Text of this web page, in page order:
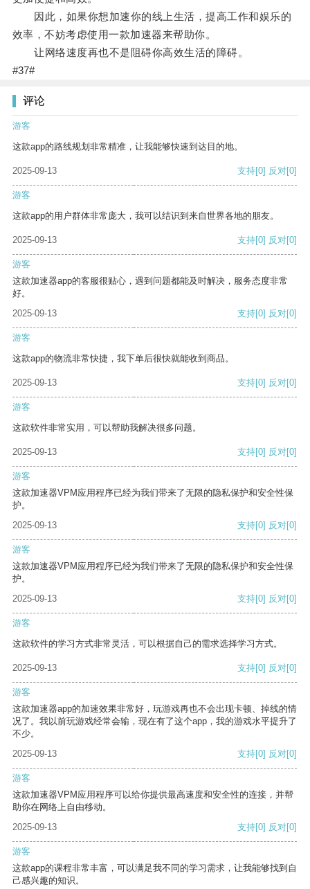
因此，如果你想加速你的线上生活，提高工作和娱乐的
效率，不妨考虑使用一款加速器来帮助你。
让网络速度再也不是阻碍你高效生活的障碍。
#37#
评论
游客
这款app的路线规划非常精准，让我能够快速到达目的地。
2025-09-13 支持[0] 反对[0]
游客
这款app的用户群体非常庞大，我可以结识到来自世界各地的朋友。
2025-09-13 支持[0] 反对[0]
游客
这款加速器app的客服很贴心，遇到问题都能及时解决，服务态度非常
好。
2025-09-13
支持[0] 反对[0]
游客
这款app的物流非常快捷，我下单后很快就能收到商品。
2025-09-13 支持[0] 反对[0]
游客
这款软件非常实用，可以帮助我解决很多问题。
2025-09-13 支持[0] 反对[0]
游客
这款加速器VPM应用程序已经为我们带来了无限的隐私保护和安全性保
护。
2025-09-13
支持[0] 反对[0]
游客
这款加速器VPM应用程序已经为我们带来了无限的隐私保护和安全性保
护。
2025-09-13
支持[0] 反对[0]
游客
这款软件的学习方式非常灵活，可以根据自己的需求选择学习方式。
2025-09-13 支持[0] 反对[0]
游客
这款加速器app的加速效果非常好，玩游戏再也不会出现卡顿、掉线的情
况了。我以前玩游戏经常会输，现在有了这个app，我的游戏水平提升了
不少。
2025-09-13
支持[0] 反对[0]
游客
这款加速器VPM应用程序可以给你提供最高速度和安全性的连接，并帮
助你在网络上自由移动。
2025-09-13
支持[0] 反对[0]
游客
这款app的课程非常丰富，可以满足我不同的学习需求，让我能够找到自
己感兴趣的知识。